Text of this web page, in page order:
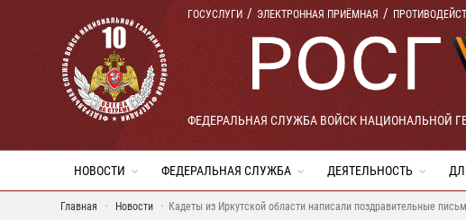
ГОСУСЛУГИ ЭЛЕКТРОННАЯ ПРИЁМНАЯ
ФЕДЕРАЛЬНАЯ СЛУЖБА ВОЙСК НАЦИОНАЛЬНОЙ
НОВОСТИ ФЕДЕРАЛЬНАЯ СЛУЖБА ДЕЯТЕЛЬНОСТЬ
Главная Новости Кадеты из Иркутской области написали поздравительные